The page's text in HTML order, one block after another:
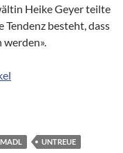
Heike Geyer teilte
besteht, dass
UNTREUE